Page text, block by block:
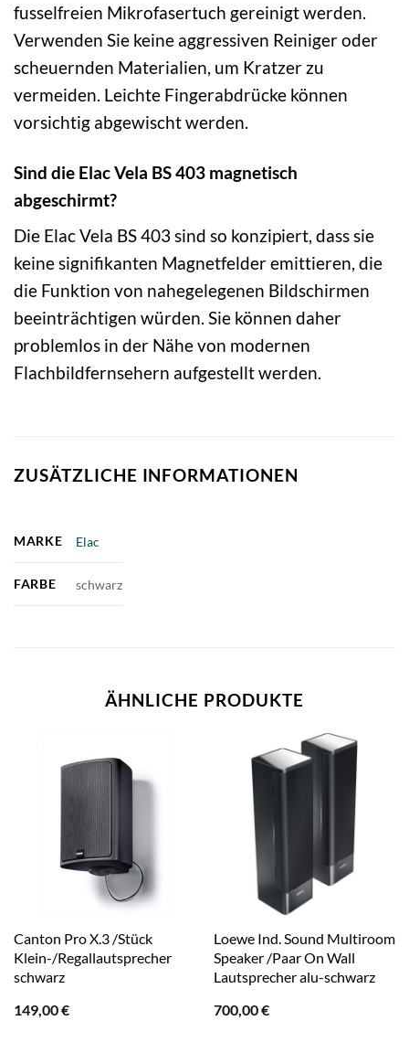
fusselfreien Mikrofasertuch gereinigt werden.
Verwenden Sie keine aggressiven Reiniger oder
scheuernden Materialien, um Kratzer zu
vermeiden. Leichte Fingerabdrücke können
vorsichtig abgewischt werden.
Sind die Elac Vela BS 403 magnetisch
abgeschirmt?
Die Elac Vela BS 403 sind so konzipiert, dass sie
keine signifikanten Magnetfelder emittieren, die
die Funktion von nahegelegenen Bildschirmen
beeinträchtigen würden. Sie können daher
problemlos in der Nähe von modernen
Flachbildfernsehern aufgestellt werden.
ZUSÄTZLICHE INFORMATIONEN
MARKE Elac
FARBE schwarz
ÄHNLICHE PRODUKTE
Canton Pro X.3 /Stück
Klein-/Regallautsprecher
schwarz
149,00€
Loewe Ind. Sound Multiroom
Speaker /Paar On Wall
Lautsprecher alu-schwarz
700,00€